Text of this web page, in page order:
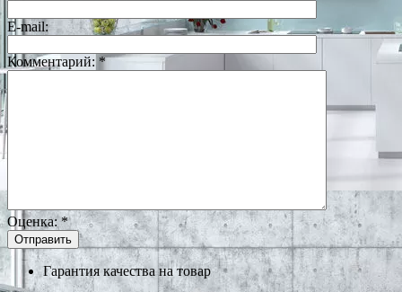
E-mail:
Комментарий: *
Оценка:*
Гарантия качества на товар